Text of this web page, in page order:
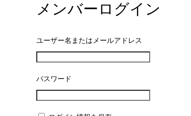
メンバーログイン
ユーザー名またはメールアドレス
パスワード